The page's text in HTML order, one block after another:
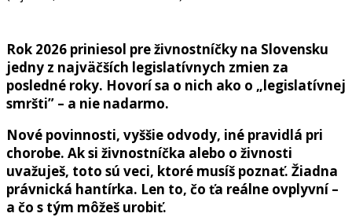
Rok 2026 priniesol pre živnostníčky na Slovensku
jedny z najväčších legislatívnych zmien za
posledné roky. Hovorí sa o nich ako o „legislatívnej
smršti” – a nie nadarmo.
Nové povinnosti, vyššie odvody, iné pravidlá pri
chorobe. Ak si živnostníčka alebo o živnosti
uvažuješ, toto sú veci, ktoré musíš poznať. Žiadna
právnická hantírka. Len to, čo ťa reálne ovplyvní –
a čo s tým môžeš urobiť.